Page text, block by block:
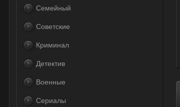
Семейный
Советские
Криминал
Детектив
Военные
Сериалы